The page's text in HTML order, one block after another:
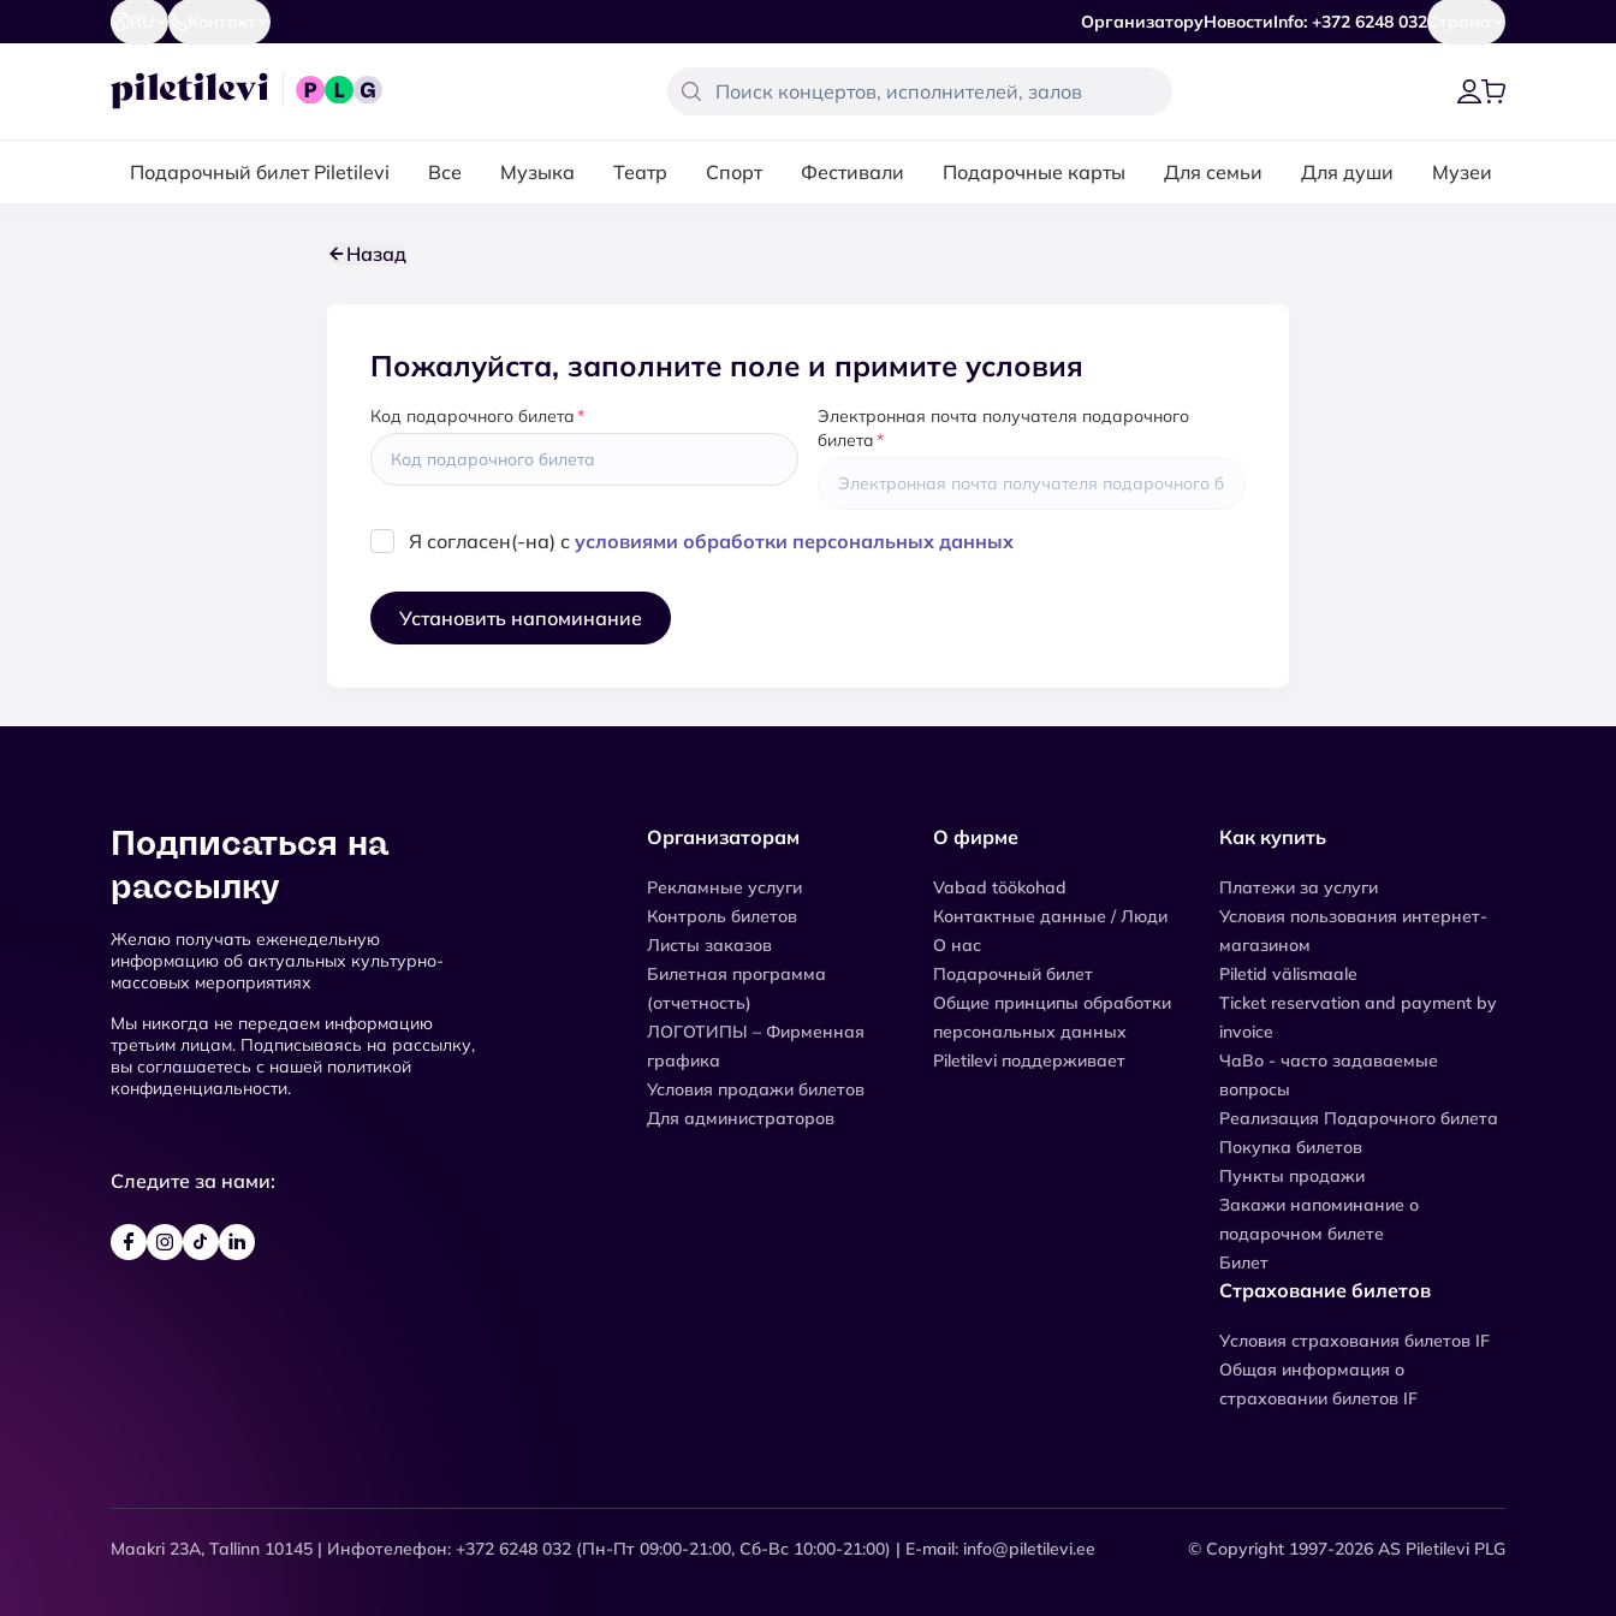
ОрганизаторуНовостиInfo: +372 6248 032Страна
Подарочный билет Piletilevi Все Музыка Театр Спорт Фестивали Подарочные карты Для семьи Для души Музеи
Назад
Пожалуйста, заполните поле и примите условия
Код подарочного билета
Электронная почта получателя подарочного
билета
Я согласен(-на) с условиями обработки персональных данных
Установить напоминание
Подписаться на
рассылку
Желаю получать еженедельную
информацию об актуальных культурно-
массовых мероприятиях
Мы никогда не передаем информацию
третьим лицам. Подписываясь на рассылку,
вы соглашаетесь с нашей политикой
конфиденциальности.
Следите за нами:
Организаторам
Рекламные услуги
Контроль билетов
Листы заказов
Билетная программа
(отчетность)
ЛОГОТИПЫ – Фирменная
графика
Условия продажи билетов
Для администраторов
О фирме
Vabad töökohad
Контактные данные / Люди
О нас
Подарочный билет
Общие принципы обработки
персональных данных
Piletilevi поддерживает
Как купить
Платежи за услуги
Условия пользования интернет-
магазином
Piletid välismaale
Ticket reservation and payment by
invoice
ЧаВо - часто задаваемые
вопросы
Реализация Подарочного билета
Покупка билетов
Пункты продажи
Закажи напоминание о
подарочном билете
Билет
Страхование билетов
Уcловия страхования билетов IF
Общая информация о
страховании билетов IF
Maakri 23A, Tallinn 10145 | Инфотелефон: +372 6248 032 (Пн-Пт 09:00-21:00, Сб-Вс 10:00-21:00) | E-mail: info@piletilevi.ee © Copyright 1997-2026 AS Piletilevi PLG